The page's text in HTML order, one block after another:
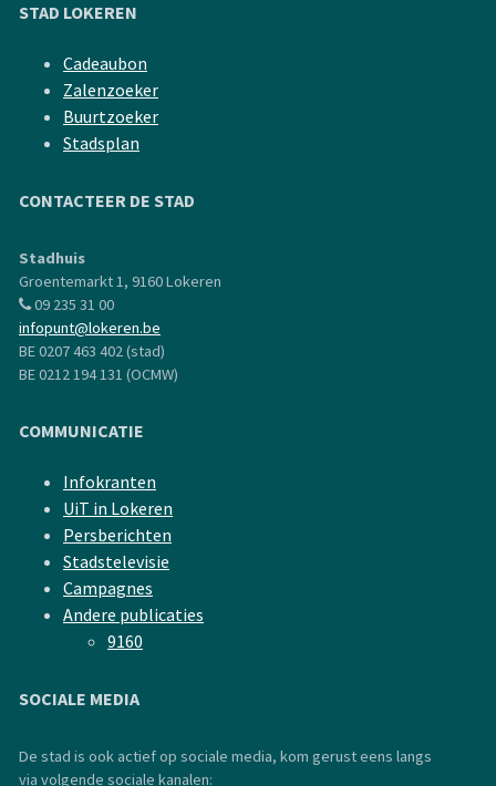
STAD LOKEREN
Cadeaubon
Zalenzoeker
Buurtzoeker
Stadsplan
CONTACTEER DE STAD
Stadhuis
Groentemarkt 1, 9160 Lokeren
09 235 31 00
infopunt@lokeren.be
BE 0207 463 402 (stad)
BE 0212 194 131 (OCMW)
COMMUNICATIE
Infokranten
UiT in Lokeren
Persberichten
Stadstelevisie
Campagnes
Andere publicaties
9160
SOCIALE MEDIA
De stad is ook actief op sociale media, kom gerust eens langs
via volgende sociale kanalen: